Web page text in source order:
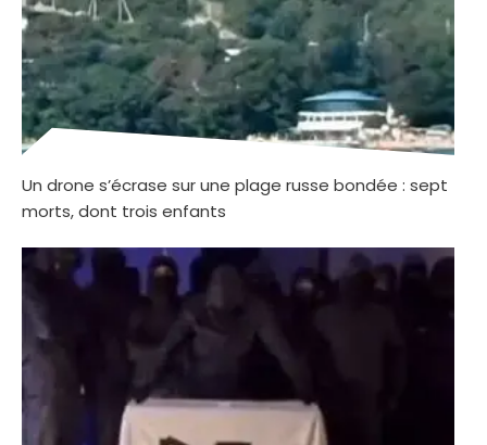
Un drone s’écrase sur une plage russe bondée : sept
morts, dont trois enfants